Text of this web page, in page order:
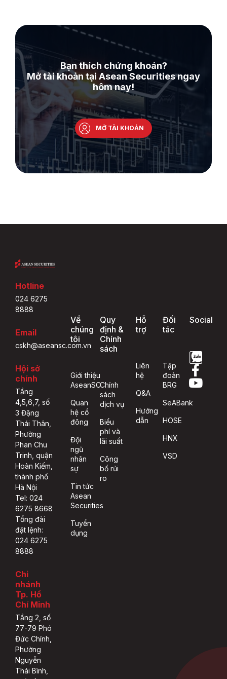
Bạn thích chứng khoán?
Mở tài khoản tại Asean Securities ngay
hôm nay!
MỞ TÀI KHOẢN
Hotline
024 6275
8888
Email
cskh@aseansc.com.vn
Hội sở
chính
Tầng
4,5,6,7, số
3 Đặng
Thái Thân,
Phường
Phan Chu
Trinh, quận
Hoàn Kiếm,
thành phố
Hà Nội
Tel: 024
6275 8668
Tổng đài
đặt lệnh:
024 6275
8888
Chi
nhánh
Tp. Hồ
Chí Minh
Tầng 2, số
77-79 Phó
Đức Chính,
Phường
Nguyễn
Thái Bình,
Về
chúng
tôi
Giới thiệu
AseanSC
Quan
hệ cổ
đông
Đội
ngũ
nhân
sự
Tin tức
Asean
Securities
Tuyển
dụng
Quy
định &
Chính
sách
Chính
sách
dịch vụ
Biểu
phí và
lãi suất
Công
bố rủi
ro
Hỗ
trợ
Liên
hệ
Q&A
Hướng
dẫn
Đối
tác
Tập
đoàn
BRG
SeABank
HOSE
HNX
VSD
Social